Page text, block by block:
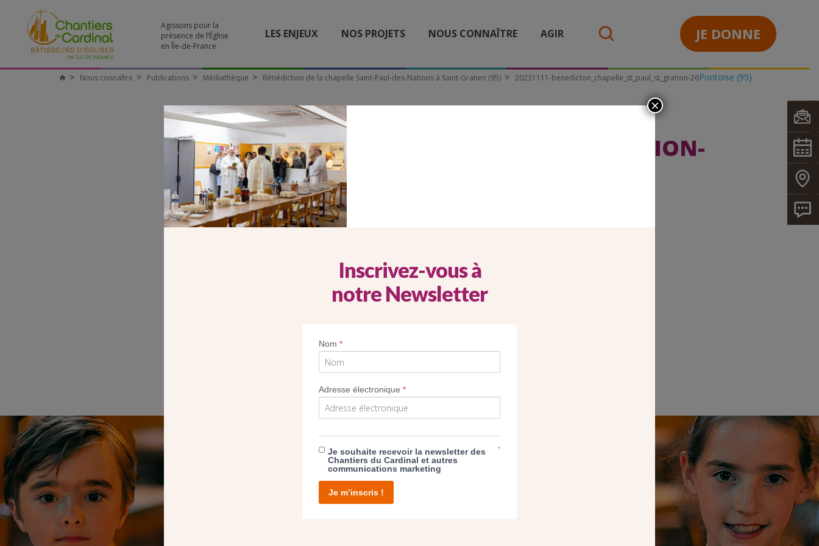
Agissons pour la
présence de l’Église
en Île-de-France
LES ENJEUX NOS PROJETS NOUS CONNAÎTRE AGIR JE DONNE
Chantiers
Nous connaître Publications Médiathèque Pontoise (95)
Bénédiction de la chapelle Saint-Paul-des-Nations à Saint-Gratien (95) 20231111-benedicton_chapelle_st_paul_st_gration-26
BENEDICTON_CHAPELLE_ST_PAUL_ST_GRATION-
Imprimer
SEUL VOTRE DON
NOUS PERMET D’AGIR
Inscrivez-vous à
notre Newsletter
Nom*
Adresse électronique*
Je souhaite recevoir la newsletter des
Chantiers du Cardinal et autres
communications marketing
*
Je m’inscris !
×